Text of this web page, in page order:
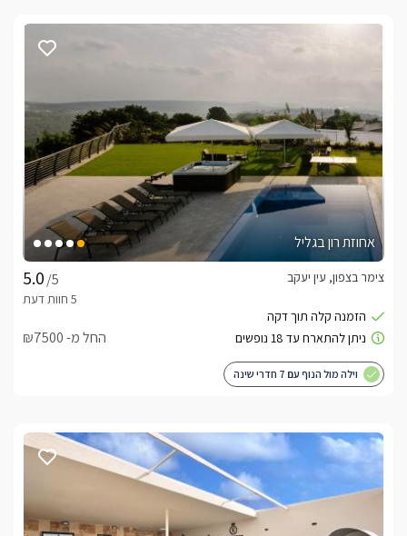
אחוזת רון בגליל
/5
צימר בצפון, עין יעקב
החל מ- ₪7500
וילה מול הנוף עם 7 חדרי שינה